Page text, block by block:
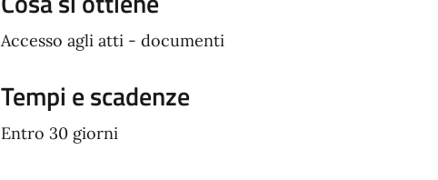
Accesso agli atti - documenti
Tempi e scadenze
Entro 30 giorni